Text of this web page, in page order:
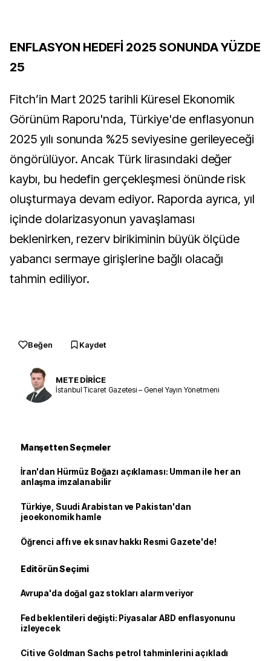
ENFLASYON HEDEFİ 2025 SONUNDA YÜZDE
25
Fitch’in Mart 2025 tarihli Küresel Ekonomik
Görünüm Raporu'nda, Türkiye'de enflasyonun
2025 yılı sonunda %25 seviyesine gerileyeceği
öngörülüyor. Ancak Türk lirasındaki değer
kaybı, bu hedefin gerçekleşmesi önünde risk
oluşturmaya devam ediyor. Raporda ayrıca, yıl
içinde dolarizasyonun yavaşlaması
beklenirken, rezerv birikiminin büyük ölçüde
yabancı sermaye girişlerine bağlı olacağı
tahmin ediliyor.
Beğen Kaydet
METE DİRİCE
İstanbul Ticaret Gazetesi – Genel Yayın Yönetmeni
Manşetten Seçmeler
İran'dan Hürmüz Boğazı açıklaması: Umman ile her an
anlaşma imzalanabilir
Türkiye, Suudi Arabistan ve Pakistan'dan
jeoekonomik hamle
Öğrenci affı ve ek sınav hakkı Resmi Gazete'de!
Editörün Seçimi
Avrupa'da doğal gaz stokları alarm veriyor
Fed beklentileri değişti: Piyasalar ABD enflasyonunu
izleyecek
Citi ve Goldman Sachs petrol tahminlerini açıkladı